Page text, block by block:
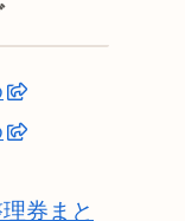
券まと